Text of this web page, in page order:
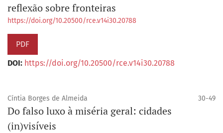
reflexão sobre fronteiras
https://doi.org/10.20500/rce.v14i30.20788
PDF
DOI: https://doi.org/10.20500/rce.v14i30.20788
Cíntia Borges de Almeida 30-49
Do falso luxo à miséria geral: cidades
(in)visíveis